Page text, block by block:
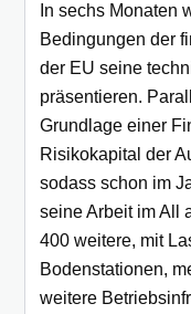
In sechs Monaten
Bedingungen der
der EU seine
präsentieren.
Grundlage einer
Risikokapital der
sodass schon im
seine Arbeit im All
400 weitere, mit
Bodenstationen,
weitere